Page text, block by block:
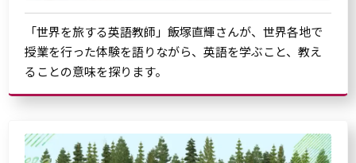
「世界を旅する英語教師」飯塚直輝さんが、世界各地で
授業を行った体験を語りながら、英語を学ぶこと、教え
ることの意味を探ります。